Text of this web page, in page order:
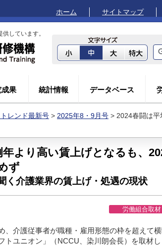
ホーム サイトマップ
しています。
果 統計情報 データベース
レンド最新号 > 2025年8・9月号 > 2024春闘は平
より高い賃上げとなるも、
ず
介護業界の賃上げ・処遇の現状
労働組合取材
、介護従事者が職種・雇用形態の枠を超えて
トユニオン」（NCCU、染川朗会長）を取材し